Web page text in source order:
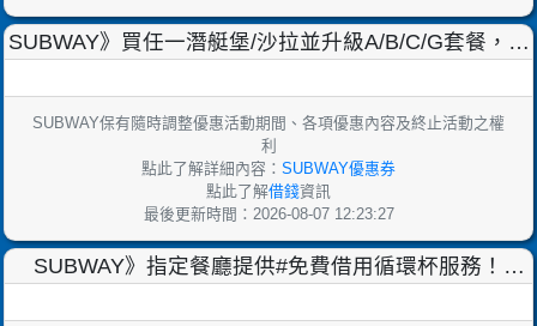
SUBWAY》買任一潛艇堡/沙拉並升級A/B/C/G套餐，即
SUBWAY保有隨時調整優惠活動期間、各項優惠內容及終止活動之權
利
點此了解詳細內容： SUBWAY優惠券
點此了解借錢資訊
最後更新時間：2026-08-07 12:23:27
SUBWAY》指定餐廳提供#免費借用循環杯服務！